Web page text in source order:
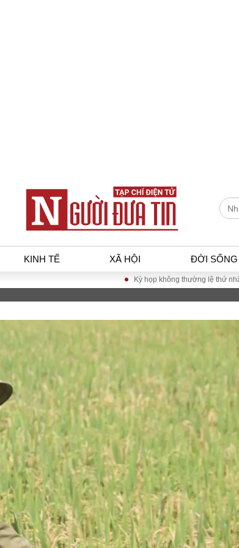
KINH TẾ XÃ HỘI ĐỜI SỐNG
KINH TẾ
hàng
Kinh tế vĩ mô
Hồ sơ doanh
nghiệp
Xu hướng thị
trường
Tiêu dùng và dư
luận
Công nghệ
XÃ HỘI
Văn hoá
Môi
Giao
Kỳ họp không thường lệ thứ nhất, Quốc